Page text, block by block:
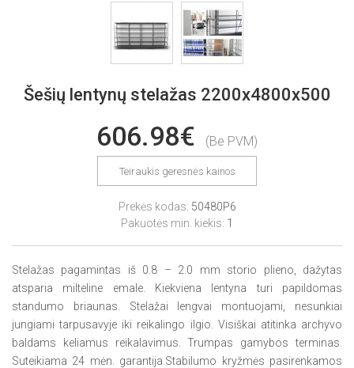
Šešių lentynų stelažas 2200x4800x500
606.98€ (Be PVM)
Teiraukis geresnės kainos
Prekės kodas: 50480P6
Pakuotės min. kiekis: 1
Stelažas pagamintas iš 0.8 – 2.0 mm storio plieno, dažytas
atsparia milteline emale. Kiekviena lentyna turi papildomas
standumo briaunas. Stelažai lengvai montuojami, nesunkiai
jungiami tarpusavyje iki reikalingo ilgio. Visiškai atitinka archyvo
baldams keliamus reikalavimus. Trumpas gamybos terminas.
Suteikiama 24 mėn. garantija.Stabilumo kryžmės pasirenkamos